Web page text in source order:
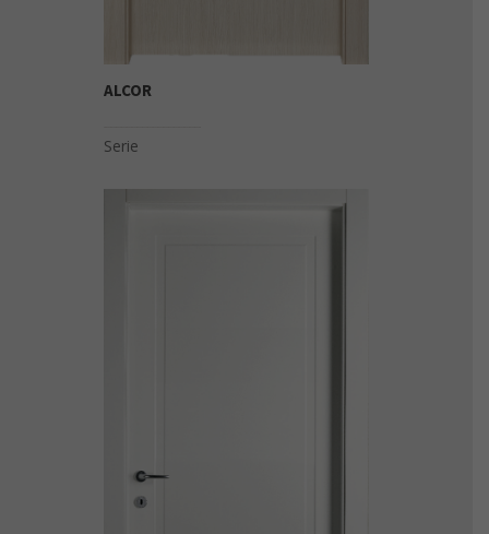
ALCOR